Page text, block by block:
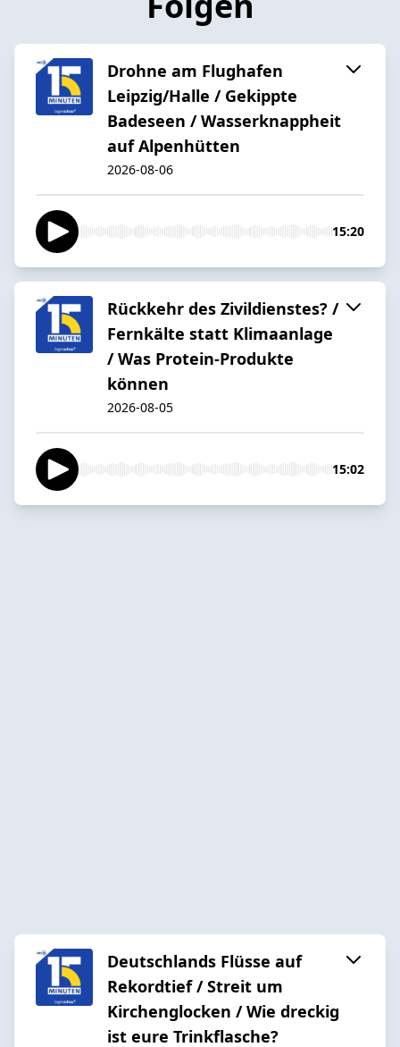
Drohne am Flughafen
Leipzig/Halle / Gekippte
Badeseen / Wasserknappheit
auf Alpenhütten
2026-08-06
15:20
Rückkehr des Zivildienstes? /
Fernkälte statt Klimaanlage
/ Was Protein-Produkte
können
2026-08-05
15:02
Deutschlands Flüsse auf
Rekordtief / Streit um
Kirchenglocken / Wie dreckig
ist eure Trinkflasche?